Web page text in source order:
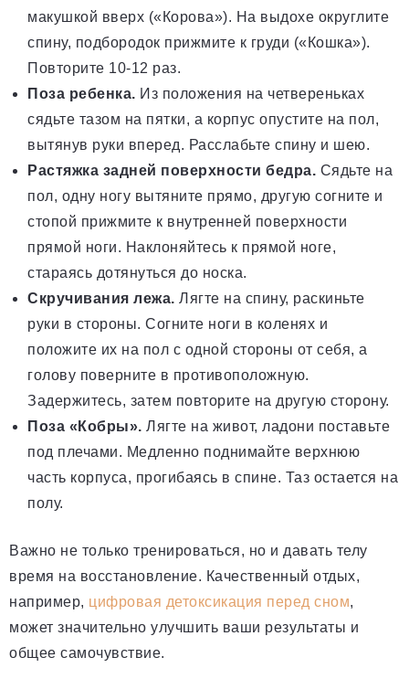
макушкой вверх («Корова»). На выдохе округлите
спину, подбородок прижмите к груди («Кошка»).
Повторите 10-12 раз.
Поза ребенка. Из положения на четвереньках
сядьте тазом на пятки, а корпус опустите на пол,
вытянув руки вперед. Расслабьте спину и шею.
Растяжка задней поверхности бедра. Сядьте на
пол, одну ногу вытяните прямо, другую согните и
стопой прижмите к внутренней поверхности
прямой ноги. Наклоняйтесь к прямой ноге,
стараясь дотянуться до носка.
Скручивания лежа. Лягте на спину, раскиньте
руки в стороны. Согните ноги в коленях и
положите их на пол с одной стороны от себя, а
голову поверните в противоположную.
Задержитесь, затем повторите на другую сторону.
Поза «Кобры». Лягте на живот, ладони поставьте
под плечами. Медленно поднимайте верхнюю
часть корпуса, прогибаясь в спине. Таз остается на
полу.
Важно не только тренироваться, но и давать телу
время на восстановление. Качественный отдых,
например, цифровая детоксикация перед сном,
может значительно улучшить ваши результаты и
общее самочувствие.